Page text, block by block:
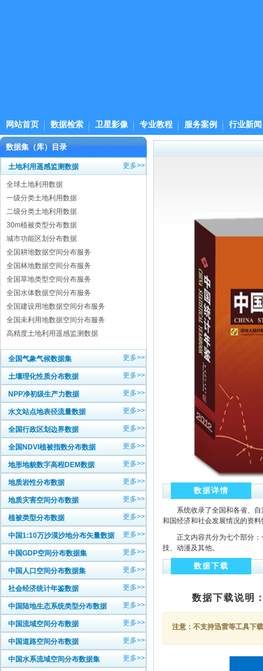
网站首页 数据检索 卫星影像 专业教程 服务案例 行业新闻
数据集（库）目录
土地利用遥感监测数据 更多>>
全球土地利用数据
一级分类土地利用数据
二级分类土地利用数据
30m植被类型分布数据
城市功能区划分布数据
全国耕地数据空间分布服务
全国林地数据空间分布服务
全国草地类型空间分布服务
全国水体数据空间分布服务
全国建设用地数据空间分布服务
全国未利用地数据空间分布服务
高精度土地利用遥感监测数据
全国气象气候数据集 更多>>
土壤理化性质分布数据 更多>>
NPP净初级生产力数据 更多>>
水文站点地表径流量数据 更多>>
全国行政区划边界数据 更多>>
全国NDVI植被指数分布数据 更多>>
地形地貌数字高程DEM数据 更多>>
地质岩性分布数据 更多>>
地质灾害空间分布数据 更多>>
植被类型分布数据 更多>>
中国1:10万沙漠沙地分布矢量数据 更多>>
中国GDP空间分布数据集 更多>>
中国人口空间分布数据集 更多>>
社会经济统计年鉴数据 更多>>
中国陆地生态系统类型分布数据 更多>>
中国流域空间分布数据 更多>>
中国道路空间分布数据 更多>>
中国水系流域空间分布数据集 更多>>
数据详情
系统收录了全国和各省、自
和国经济和社会发展情况的资料
正文内容共分为七个部分：
技、动漫及其他。
数据下载
数据下载说明
注意：不支持迅雷等工具下